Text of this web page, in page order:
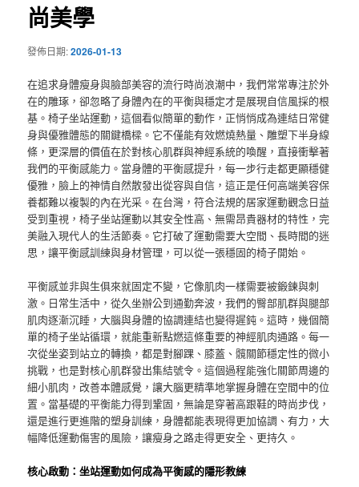
尚美學
發佈日期:2026-01-13
在追求身體瘦身與臉部美容的流行時尚浪潮中，我們常常專注於外
在的雕琢，卻忽略了身體內在的平衡與穩定才是展現自信風採的根
基。椅子坐站運動，這個看似簡單的動作，正悄悄成為連結日常健
身與優雅體態的關鍵橋樑。它不僅能有效燃燒熱量、雕塑下半身線
條，更深層的價值在於對核心肌群與神經系統的喚醒，直接衝擊著
我們的平衡感能力。當身體的平衡感提升，每一步行走都更顯穩健
優雅，臉上的神情自然散發出從容與自信，這正是任何高端美容保
養都難以複製的內在光采。在台灣，符合法規的居家運動觀念日益
受到重視，椅子坐站運動以其安全性高、無需昂貴器材的特性，完
美融入現代人的生活節奏。它打破了運動需要大空間、長時間的迷
思，讓平衡感訓練與身材管理，可以從一張穩固的椅子開始。
平衡感並非與生俱來就固定不變，它像肌肉一樣需要被鍛鍊與刺
激。日常生活中，從久坐辦公到通勤奔波，我們的臀部肌群與腿部
肌肉逐漸沉睡，大腦與身體的協調連結也變得遲鈍。這時，幾個簡
單的椅子坐站循環，就能重新點燃這條重要的神經肌肉通路。每一
次從坐姿到站立的轉換，都是對腳踝、膝蓋、髖關節穩定性的微小
挑戰，也是對核心肌群發出集結號令。這個過程能強化關節周邊的
細小肌肉，改善本體感覺，讓大腦更精準地掌握身體在空間中的位
置。當基礎的平衡能力得到鞏固，無論是穿著高跟鞋的時尚步伐，
還是進行更進階的塑身訓練，身體都能表現得更加協調、有力，大
幅降低運動傷害的風險，讓瘦身之路走得更安全、更持久。
核心啟動：坐站運動如何成為平衡感的隱形教練